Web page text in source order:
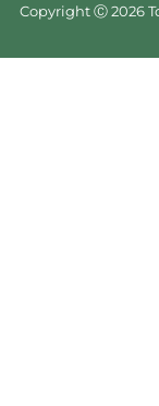
Copyright Ⓒ 2026